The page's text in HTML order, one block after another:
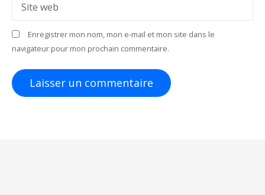
t
i
c
l
Site web
Enregistrer mon nom, mon e-mail et mon site dans le
navigateur pour mon prochain commentaire.